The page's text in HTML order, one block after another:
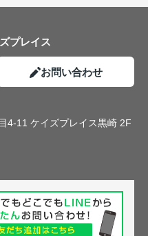
プレイス
お問い合わせ
4-11 ケイズプレイス黒崎 2F